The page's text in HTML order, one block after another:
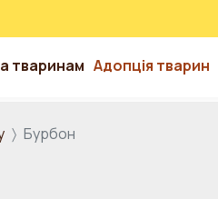
тваринам Адопція тварин
Бурбон